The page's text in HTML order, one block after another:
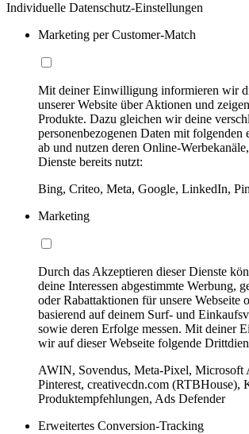
Individuelle Datenschutz-Einstellungen
Marketing per Customer-Match
Mit deiner Einwilligung informieren wir
unserer Website über Aktionen und
Produkte. Dazu gleichen wir deine
personenbezogenen Daten mit folgenden
ab und nutzen deren Online-
Dienste bereits nutzt:
Bing, Criteo, Meta, Google, LinkedIn,
Marketing
Durch das Akzeptieren dieser Dienste
deine Interessen abgestimmte Werbung,
oder Rabattaktionen für unsere Webseite
basierend auf deinem Surf- und
sowie deren Erfolge messen. Mit deiner
wir auf dieser Webseite folgende
AWIN, Sovendus, Meta-Pixel, Microsoft
Pinterest, creativecdn.com (RTBHouse),
Produktempfehlungen, Ads Defender
Erweitertes Conversion-Tracking